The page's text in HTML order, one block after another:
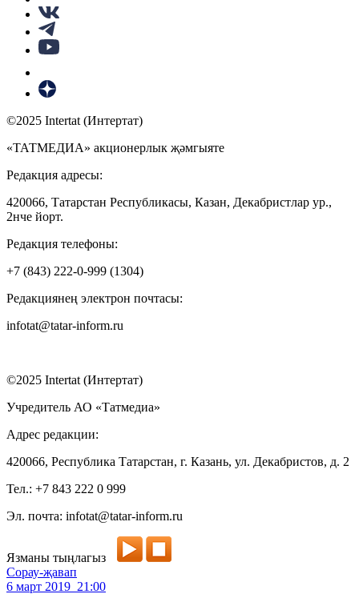
©2025 Intertat (Интертат)
«ТАТМЕДИА» акционерлык җәмгыяте
Редакция адресы:
420066, Татарстан Республикасы, Казан, Декабристлар ур.,
2нче йорт.
Редакция телефоны:
+7 (843) 222-0-999 (1304)
Редакциянең электрон почтасы:
infotat@tatar-inform.ru
©2025 Intertat (Интертат)
Учредитель АО «Татмедиа»
Адрес редакции:
420066, Республика Татарстан, г. Казань, ул. Декабристов, д. 2
Тел.: +7 843 222 0 999
Эл. почта: infotat@tatar-inform.ru
Язманы тыңлагыз
Сорау-җавап
6 март 2019 21:00